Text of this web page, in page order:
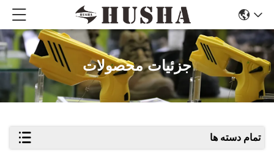
جزئیات محصولات
تمام دسته ها